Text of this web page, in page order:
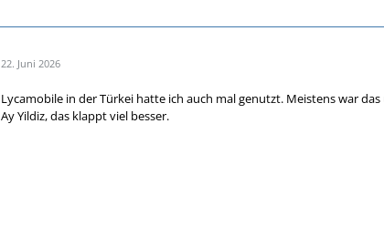
22. Juni 2026
Lycamobile in der Türkei hatte ich auch mal genutzt. Meistens war
Ay Yildiz, das klappt viel besser.